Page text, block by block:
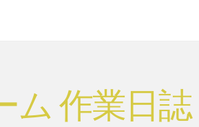
ム 作業日誌